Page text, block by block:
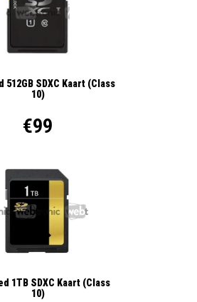
512GB SDXC Kaart (Class
10)
€99
1TB SDXC Kaart (Class
10)